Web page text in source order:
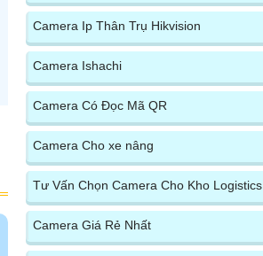
Camera Ip Thân Trụ Hikvision
Camera Ishachi
Camera Có Đọc Mã QR
Camera Cho xe nâng
Tư Vấn Chọn Camera Cho Kho Logistics
Camera Giá Rẻ Nhất